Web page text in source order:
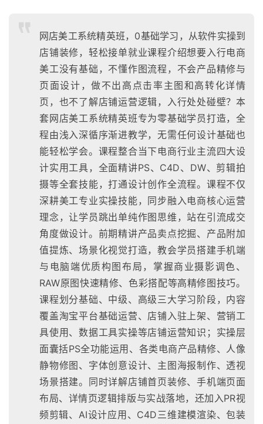
网店美工系统精英班，0基础学习，从软件实操到
店铺装修，轻松接单就业课程介绍想要入行电商
美工没有基础，不懂作图流程，不会产品精修与
页面设计，做不出高点击率主图和高转化详情
页，也不了解店铺运营逻辑，入行处处碰壁？本
套网店美工系统精英班专为零基础学员打造，全
程由浅入深循序渐进教学，无需任何设计基础也
能轻松学会。课程整合当下电商行业主流四大设
计实用工具，全面精讲PS、C4D、DW、剪辑拍
摄等全套技能，打通设计创作全流程。课程不仅
深耕美工专业实操技能，同步融入电商核心运营
理念，让学员跳出单纯作图思维，站在引流成交
角度做设计。前期精讲产品卖点挖掘、产品附加
值提炼、场景化视觉打造，教会学员搭建手机端
与电脑端优质构图布局，掌握商业摄影调色、
RAW原图快速精修、色彩搭配等高精修图技巧。
课程划分基础、中级、高级三大学习阶段，内容
覆盖淘宝平台基础运营、店铺入驻上架、营销工
具使用、数据工具实操等店铺运营知识；实操层
面囊括PS全功能运用、各类电商产品精修、人像
静物修图、字体创意设计、主图海报制作、透视
场景搭建。同时详解店铺首页装修、手机端页面
布局、详情页逻辑排版与实战落地，还加入PR视
频剪辑、AI设计应用、C4D三维建模渲染、包装